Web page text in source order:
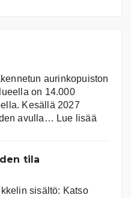
aurinkopuiston
on 14.000
Kesällä 2027
avulla… Lue lisää:
tila
sisältö: Katso